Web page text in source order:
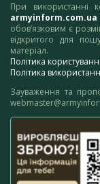
При використанні
armyinform.com.ua
обов’язковим є
відкритого для
матеріал.
Політика
Політика
Зауваження та